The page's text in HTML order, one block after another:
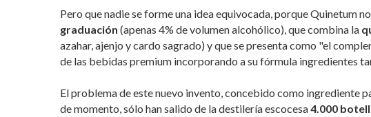
A
p
p
o
o
k
ar
ti
r
Pero que nadie se forme una idea equivocada, porque Quinetum
graduación (apenas 4% de volumen alcohólico), que combina la
azahar, ajenjo y cardo sagrado) y que se presenta como "el
de las bebidas premium incorporando a su fórmula ingredientes
El problema de este nuevo invento, concebido como ingrediente
de momento, sólo han salido de la destilería escocesa4.000